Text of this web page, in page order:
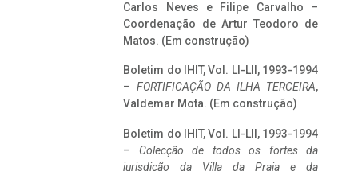
Carlos Neves e Filipe Carvalho –
Coordenação de Artur Teodoro de
Matos. (Em construção)
Boletim do IHIT, Vol. LI-LII, 1993-1994
– FORTIFICAÇÃO DA ILHA TERCEIRA,
Valdemar Mota. (Em construção)
Boletim do IHIT, Vol. LI-LII, 1993-1994
– Colecção de todos os fortes da
jurisdição da Villa da Praia e da